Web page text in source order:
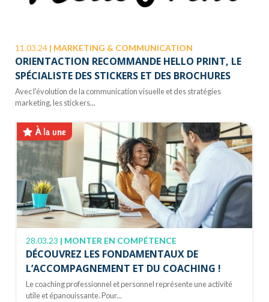
11.03.24 | MARKETING & COMMUNICATION
ORIENTACTION RECOMMANDE HELLO PRINT, LE
SPÉCIALISTE DES STICKERS ET DES BROCHURES
Avec l'évolution de la communication visuelle et des stratégies
marketing, les stickers...
À la une
28.03.23 | MONTER EN COMPÉTENCE
DÉCOUVREZ LES FONDAMENTAUX DE
L’ACCOMPAGNEMENT ET DU COACHING !
Le coaching professionnel et personnel représente une activité
utile et épanouissante. Pour...